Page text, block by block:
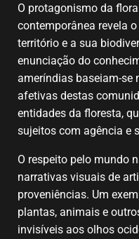
O protagonismo da
contemporânea revela
território e a sua
enunciação do
ameríndias baseiam-se
afetivas destas
entidades da floresta,
sujeitos com agência e
O respeito pelo mundo
narrativas visuais de
proveniências. Um
plantas, animais e
invisíveis aos olhos